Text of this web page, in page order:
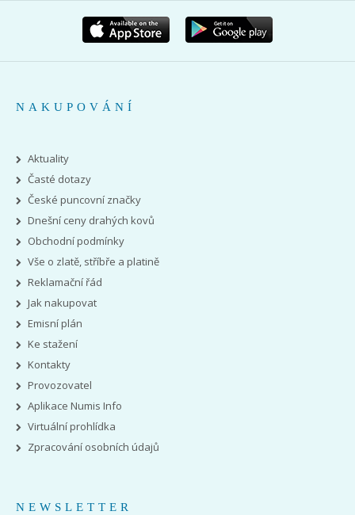
NAKUPOVÁNÍ
Aktuality
Časté dotazy
České puncovní značky
Dnešní ceny drahých kovů
Obchodní podmínky
Vše o zlatě, stříbře a platině
Reklamační řád
Jak nakupovat
Emisní plán
Ke stažení
Kontakty
Provozovatel
Aplikace Numis Info
Virtuální prohlídka
Zpracování osobních údajů
NEWSLETTER